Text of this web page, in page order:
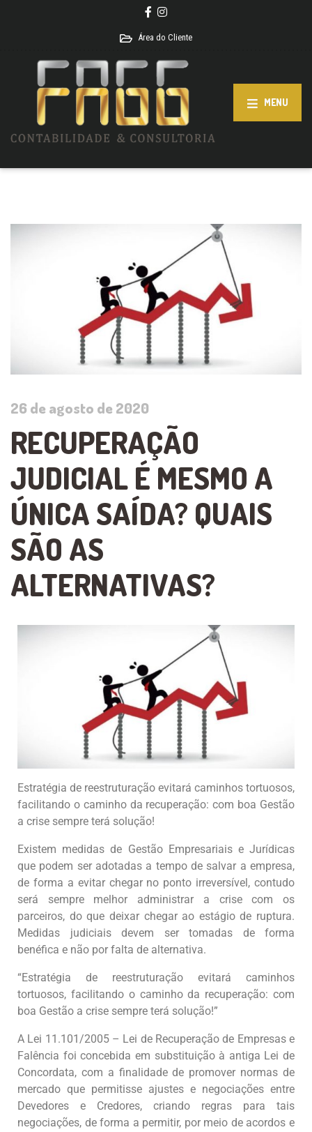
Área do Cliente
MENU
26 de agosto de 2020
RECUPERAÇÃO
JUDICIAL É MESMO A
ÚNICA SAÍDA? QUAIS
SÃO AS
ALTERNATIVAS?
Estratégia de reestruturação evitará caminhos tortuosos,
facilitando o caminho da recuperação: com boa Gestão
a crise sempre terá solução!
Existem medidas de Gestão Empresariais e Jurídicas
que podem ser adotadas a tempo de salvar a empresa,
de forma a evitar chegar no ponto irreversível, contudo
será sempre melhor administrar a crise com os
parceiros, do que deixar chegar ao estágio de ruptura.
Medidas judiciais devem ser tomadas de forma
benéfica e não por falta de alternativa.
“Estratégia de reestruturação evitará caminhos
tortuosos, facilitando o caminho da recuperação: com
boa Gestão a crise sempre terá solução!”
A Lei 11.101/2005 – Lei de Recuperação de Empresas e
Falência foi concebida em substituição à antiga Lei de
Concordata, com a finalidade de promover normas de
mercado que permitisse ajustes e negociações entre
Devedores e Credores, criando regras para tais
negociações, de forma a permitir, por meio de acordos e